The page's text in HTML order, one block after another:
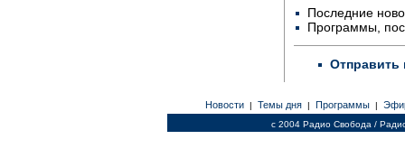
Последние
Программы,
Отправить
Новости | Темы дня | Программы |
c 2004 Радио Свобода /